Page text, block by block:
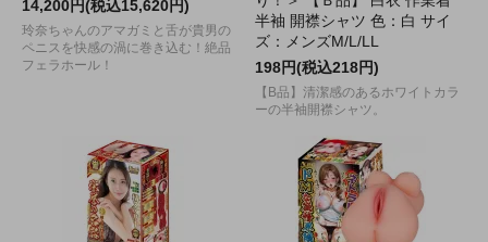
14,200円(税込15,620円)
玲奈ちゃんのアマガミと舌が貴男の
ペニスを快感の渦に巻き込む！絶品
フェラホール！
半袖 開襟シャツ 色：白 サイ
ズ：メンズM/L/LL
198円(税込218円)
【B品】清潔感のあるホワイトカラ
ーの半袖開襟シャツ。